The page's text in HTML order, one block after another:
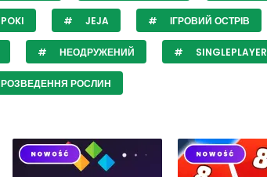
POKI JEJA ІГРОВИЙ ОСТРІВ
НЕОДРУЖЕНИЙ SINGLEPLAYER
РОЗВЕДЕННЯ РОСЛИН